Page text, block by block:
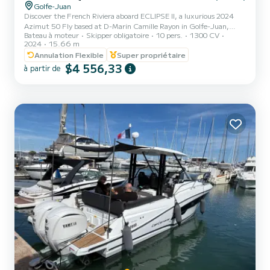
Golfe-Juan
Discover the French Riviera aboard ECLIPSE II, a luxurious 2024
Azimut 50 Fly based at D-Marin Camille Rayon in Golfe-Juan,
close to Cannes and Antibes. Perfect for day trips, celebrations,
family cruises and multi-day escapes, the yacht offers spacious
sunbathing areas, a beautiful flybridge, a hydraulic swimming
platform and elegant contemporary interiors. ECLIPSE II is
equipped with a Seakeeper stabilisation system, Williams tender,
Bateau à moteur Skipper obligatoire 10 pers.
1300 CV
2024
15.66 m
Annulation Flexible
Super propriétaire
à partir de $4 556,33